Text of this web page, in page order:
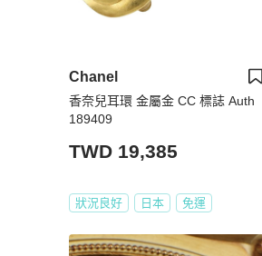
Chanel
香奈兒耳環 金屬金 CC 標誌 Auth
189409
TWD 19,385
狀況良好 日本 免運